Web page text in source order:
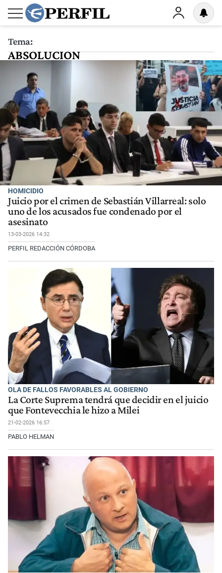
Tema:
ABSOLUCION
HOMICIDIO
Juicio por el crimen de Sebastián Villarreal: solo
uno de los acusados fue condenado por el
asesinato
13-03-2026 14:32
PERFIL REDACCIÓN CÓRDOBA
OLA DE FALLOS FAVORABLES AL GOBIERNO
La Corte Suprema tendrá que decidir en el juicio
que Fontevecchia le hizo a Milei
21-02-2026 16:57
PABLO HELMAN